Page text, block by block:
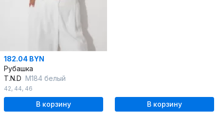
182.04 BYN
Рубашка
T.N.D М184 белый
42, 44, 46
В корзину В корзину